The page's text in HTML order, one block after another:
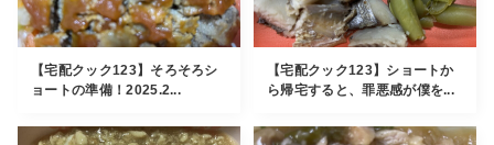
【宅配クック123】そろそろシ
ョートの準備！2025.2...
【宅配クック123】ショートか
ら帰宅すると、罪悪感が僕を...